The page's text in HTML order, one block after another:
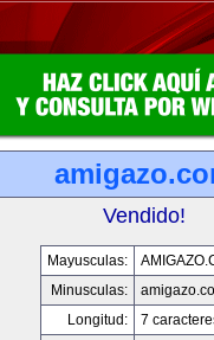
Vendido!
Mayusculas:
Minusculas:
Longitud:
7